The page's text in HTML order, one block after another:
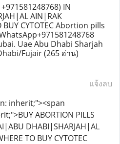
+971581248768) IN
AIN|RAK
BUY CYTOTEC Abortion pills
Uae Abu Dhabi Sharjah
Fujair(265 อ่าน)
แจ้งลบ
inherit;"><span
ABORTION PILLS
DHABI|SHARJAH|AL
TO BUY CYTOTEC